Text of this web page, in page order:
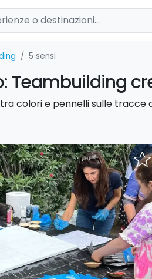
5 sensi
Teambuilding
colori e pennelli sulle tracce